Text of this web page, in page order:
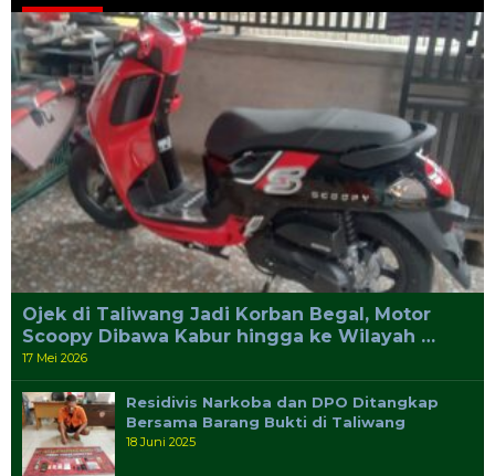
Ojek di Taliwang Jadi Korban Begal, Motor
Scoopy Dibawa Kabur hingga ke Wilayah …
17 Mei 2026
Residivis Narkoba dan DPO Ditangkap
Bersama Barang Bukti di Taliwang
18 Juni 2025